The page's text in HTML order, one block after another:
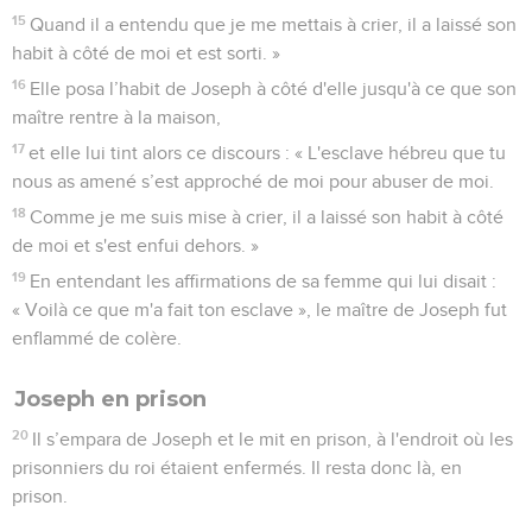
15 Quand il a entendu que je me mettais à crier, il a laissé son
habit à côté de moi et est sorti. »
16 Elle posa l’habit de Joseph à côté d'elle jusqu'à ce que son
maître rentre à la maison,
17 et elle lui tint alors ce discours : « L'esclave hébreu que tu
nous as amené s’est approché de moi pour abuser de moi.
18 Comme je me suis mise à crier, il a laissé son habit à côté
de moi et s'est enfui dehors. »
19 En entendant les affirmations de sa femme qui lui disait :
« Voilà ce que m'a fait ton esclave », le maître de Joseph fut
enflammé de colère.
Joseph en prison
20 Il s’empara de Joseph et le mit en prison, à l'endroit où les
prisonniers du roi étaient enfermés. Il resta donc là, en
prison.